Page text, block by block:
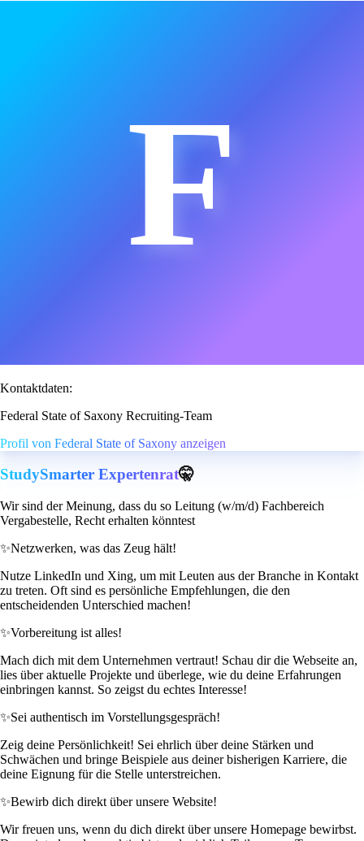
F
Kontaktdaten:
Federal State of Saxony Recruiting-Team
Profil von Federal State of Saxony anzeigen
StudySmarter Expertenrat🤫
Wir sind der Meinung, dass du so Leitung (w/m/d) Fachbereich
Vergabestelle, Recht erhalten könntest
✨Netzwerken, was das Zeug hält!
Nutze LinkedIn und Xing, um mit Leuten aus der Branche in Kontakt
zu treten. Oft sind es persönliche Empfehlungen, die den
entscheidenden Unterschied machen!
✨Vorbereitung ist alles!
Mach dich mit dem Unternehmen vertraut! Schau dir die Webseite an,
lies über aktuelle Projekte und überlege, wie du deine Erfahrungen
einbringen kannst. So zeigst du echtes Interesse!
✨Sei authentisch im Vorstellungsgespräch!
Zeig deine Persönlichkeit! Sei ehrlich über deine Stärken und
Schwächen und bringe Beispiele aus deiner bisherigen Karriere, die
deine Eignung für die Stelle unterstreichen.
✨Bewirb dich direkt über unsere Website!
Wir freuen uns, wenn du dich direkt über unsere Homepage bewirbst.